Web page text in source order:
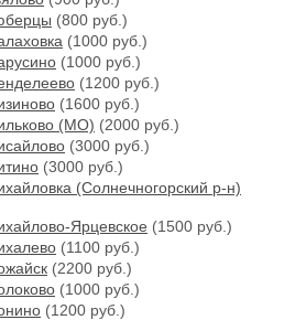
(800 руб.)
(1000 руб.)
(1000 руб.)
(1200 руб.)
(1600 руб.)
(МО) (2000 руб.)
(3000 руб.)
(3000 руб.)
(Солнечногорский р-н)
Ярцевское (1500 руб.)
(1100 руб.)
(2200 руб.)
(1000 руб.)
(1200 руб.)